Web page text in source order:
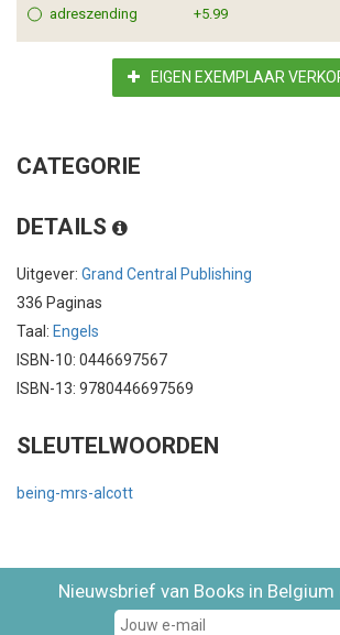
adreszending
+5.99
EIGEN EXEMPLAAR
CATEGORIE
DETAILS
Uitgever: Grand Central Publishing
336 Paginas
Taal: Engels
ISBN-10: 0446697567
ISBN-13: 9780446697569
SLEUTELWOORDEN
being-mrs-alcott
Nieuwsbrief van Books in